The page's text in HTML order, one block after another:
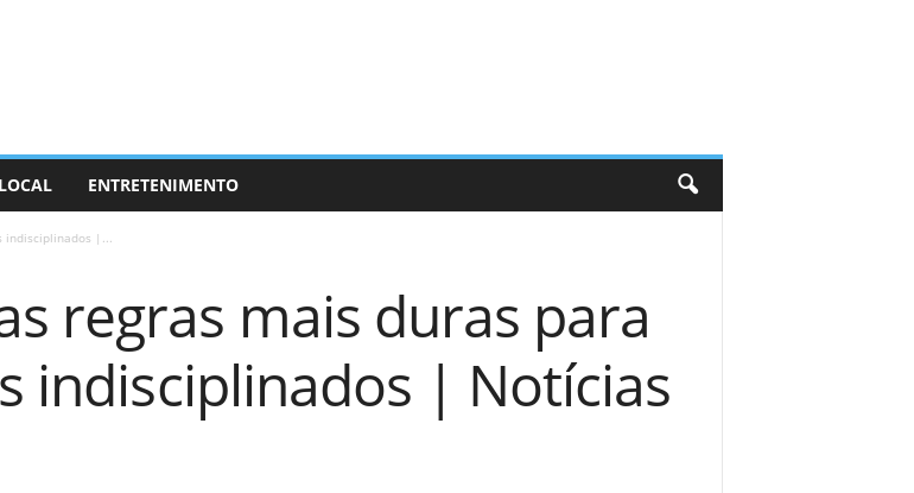
LOCAL ENTRETENIMENTO
indisciplinados |...
regras mais duras para
indisciplinados | Notícias